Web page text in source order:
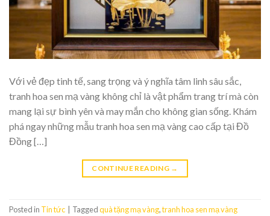
Với vẻ đẹp tinh tế, sang trọng và ý nghĩa tâm linh sâu sắc,
tranh hoa sen mạ vàng không chỉ là vật phẩm trang trí mà còn
mang lại sự bình yên và may mắn cho không gian sống. Khám
phá ngay những mẫu tranh hoa sen mạ vàng cao cấp tại Đồ
Đồng […]
CONTINUE READING →
Posted in Tin tức Taggedquà tặng mạ vàng,tranh hoa sen mạ vàng